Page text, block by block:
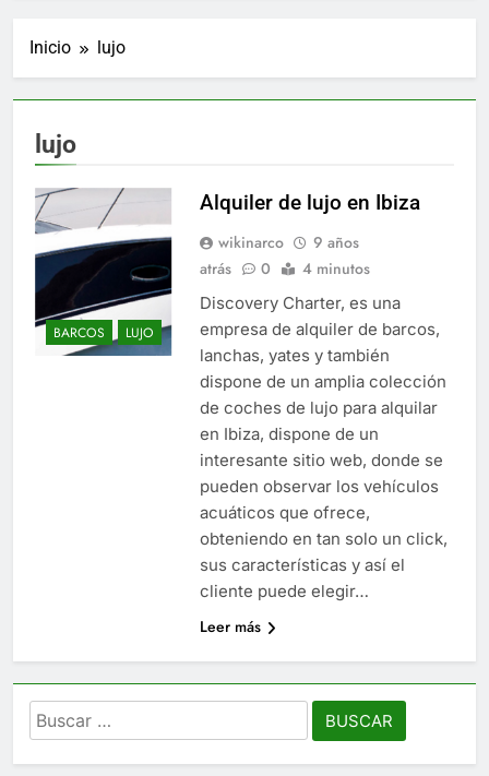
Inicio lujo
lujo
BARCOS LUJO
Alquiler de lujo en Ibiza
wikinarco
9 años
atrás
0 4 minutos
Discovery Charter, es una
empresa de alquiler de barcos,
lanchas, yates y también
dispone de un amplia colección
de coches de lujo para alquilar
en Ibiza, dispone de un
interesante sitio web, donde se
pueden observar los vehículos
acuáticos que ofrece,
obteniendo en tan solo un click,
sus características y así el
cliente puede elegir…
Leer más
Buscar: